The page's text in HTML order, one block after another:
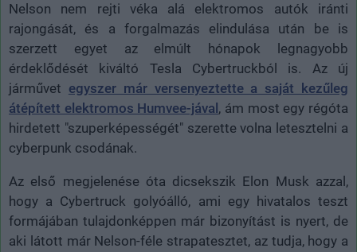
Nelson nem rejti véka alá elektromos autók iránti
rajongását, és a forgalmazás elindulása után be is
szerzett egyet az elmúlt hónapok legnagyobb
érdeklődését kiváltó Tesla Cybertruckból is. Az új
járművet egyszer már versenyeztette a saját kezűleg
átépített elektromos Humvee-jával , ám most egy régóta
hirdetett "szuperképességét" szerette volna letesztelni a
cyberpunk csodának.
Az első megjelenése óta dicsekszik Elon Musk azzal,
hogy a Cybertruck golyóálló, ami egy hivatalos teszt
formájában tulajdonképpen már bizonyítást is nyert, de
aki látott már Nelson-féle strapatesztet, az tudja, hogy a